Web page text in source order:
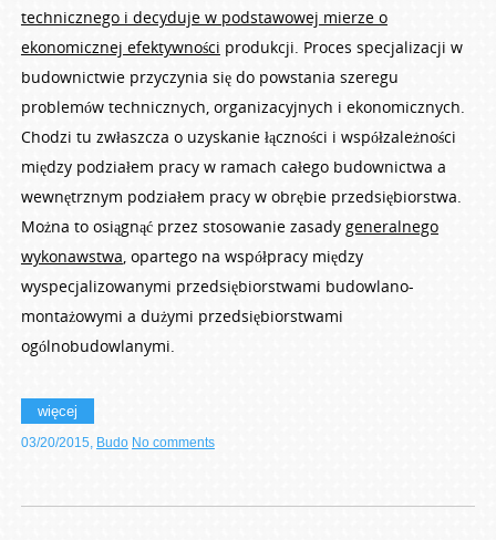
technicznego i decyduje w podstawowej mierze o
ekonomicznej efektywności produkcji. Proces specjalizacji w
budownictwie przyczynia się do powstania szeregu
problemów technicznych, organizacyjnych i ekonomicznych.
Chodzi tu zwłaszcza o uzyskanie łączności i współzależności
między podziałem pracy w ramach całego budownictwa a
wewnętrznym podziałem pracy w obrębie przedsiębiorstwa.
Można to osiągnąć przez stosowanie zasady generalnego
wykonawstwa , opartego na współpracy między
wyspecjalizowanymi przedsiębiorstwami budowlano-
montażowymi a dużymi przedsiębiorstwami
ogólnobudowlanymi.
więcej
03/20/2015, Budo No comments